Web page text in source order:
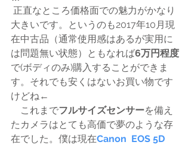
大きいです。というのも2017年10月現
在中古品（通常使用感はあるが実用に
は問題無い状態）ともなれば6万円程度
で(ボディのみ)購入することができま
す。それでも安くはないお買い物です
けどね←
これまでフルサイズセンサーを備え
たカメラはとても高価で夢のような存
在でした。僕は現在Canon  EOS 5D